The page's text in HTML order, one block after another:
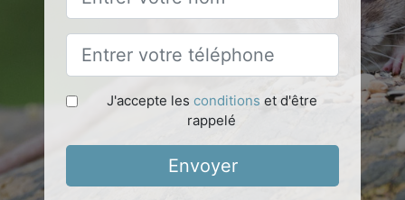
J'accepte les conditions et d'être
rappelé
Envoyer